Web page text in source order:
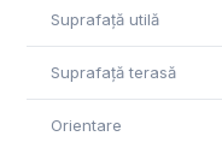
eventualele
Suprafață utilă
Suprafață terasă
Orientare